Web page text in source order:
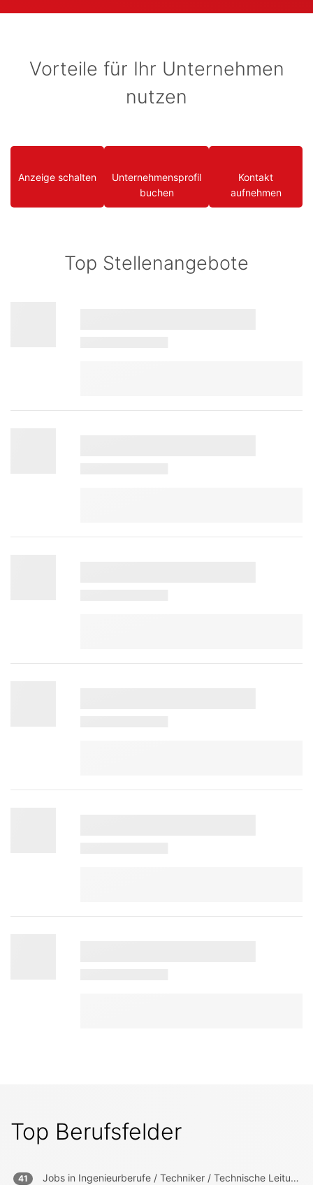
Vorteile für Ihr Unternehmen
nutzen
Anzeige schalten
Unternehmensprofil
buchen
Kontakt
aufnehmen
Top Stellenangebote
Top Berufsfelder
41 Jobs in Ingenieurberufe / Techniker / Technische Leitung, Projektleitung